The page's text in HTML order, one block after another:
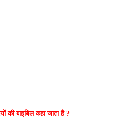
की बाइबिल कहा जाता है ?